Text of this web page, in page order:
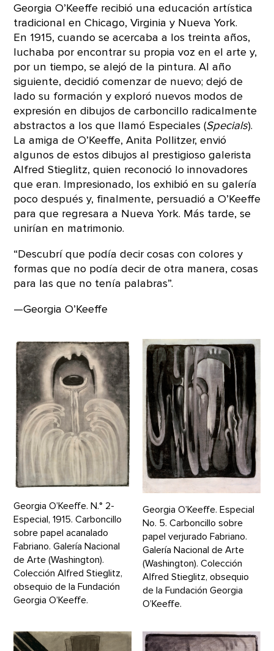
Georgia O’Keeffe recibió una educación artística
tradicional en Chicago, Virginia y Nueva York.
En 1915, cuando se acercaba a los treinta años,
luchaba por encontrar su propia voz en el arte y,
por un tiempo, se alejó de la pintura. Al año
siguiente, decidió comenzar de nuevo; dejó de
lado su formación y exploró nuevos modos de
expresión en dibujos de carboncillo radicalmente
abstractos a los que llamó Especiales (Specials).
La amiga de O’Keeffe, Anita Pollitzer, envió
algunos de estos dibujos al prestigioso galerista
Alfred Stieglitz, quien reconoció lo innovadores
que eran. Impresionado, los exhibió en su galería
poco después y, finalmente, persuadió a O’Keeffe
para que regresara a Nueva York. Más tarde, se
unirían en matrimonio.
“Descubrí que podía decir cosas con colores y
formas que no podía decir de otra manera, cosas
para las que no tenía palabras”.
—Georgia O’Keeffe
Georgia O’Keeffe. N.° 2-
Especial, 1915. Carboncillo
sobre papel acanalado
Fabriano. Galería Nacional
de Arte (Washington).
Colección Alfred Stieglitz,
obsequio de la Fundación
Georgia O’Keeffe.
Georgia O’Keeffe. Especial
No. 5. Carboncillo sobre
papel verjurado Fabriano.
Galería Nacional de Arte
(Washington). Colección
Alfred Stieglitz, obsequio
de la Fundación Georgia
O’Keeffe.